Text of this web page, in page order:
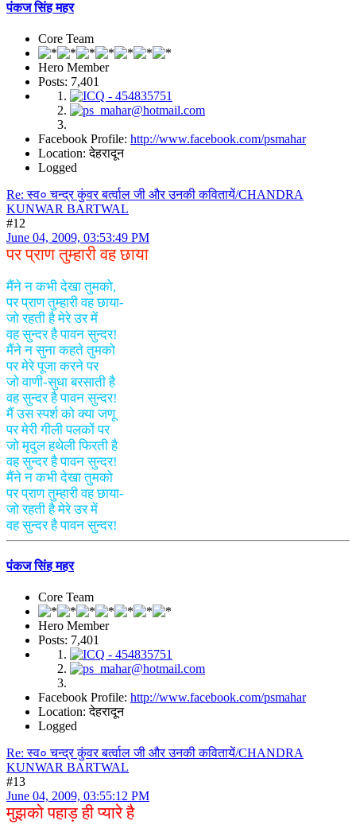
पंकज सिंह महर
Core Team
Hero Member
Posts: 7,401
Facebook Profile: http://www.facebook.com/psmahar
Location: देहरादून
Logged
Re: स्व० चन्द्र कुंवर बर्त्वाल जी और उनकी कवितायें/CHANDRA
KUNWAR BARTWAL
#12
June 04, 2009, 03:53:49 PM
पर प्राण तुम्हारी वह छाया
मैंने न कभी देखा तुमको,
पर प्राण तुम्हारी वह छाया-
जो रहती है मेरे उर में
वह सुन्दर है पावन सुन्दर!
मैंने न सुना कहते तुमको
पर मेरे पूजा करने पर
जो वाणी-सुधा बरसाती है
वह सुन्दर है पावन सुन्दर!
मैं उस स्पर्श को क्या जणू
पर मेरी गीली पलकों पर
जो मृदुल हथेली फिरती है
वह सुन्दर है पावन सुन्दर!
मैंने न कभी देखा तुमको
पर प्राण तुम्हारी वह छाया-
जो रहती है मेरे उर में
वह सुन्दर है पावन सुन्दर!
पंकज सिंह महर
Core Team
Hero Member
Posts: 7,401
Facebook Profile: http://www.facebook.com/psmahar
Location: देहरादून
Logged
Re: स्व० चन्द्र कुंवर बर्त्वाल जी और उनकी कवितायें/CHANDRA
KUNWAR BARTWAL
#13
June 04, 2009, 03:55:12 PM
मुझको पहाड़ ही प्यारे है